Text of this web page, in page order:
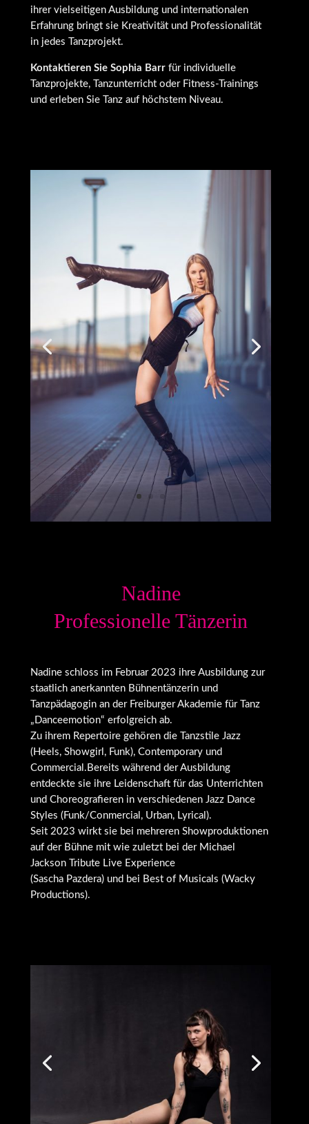
ihrer vielseitigen Ausbildung und internationalen
Erfahrung bringt sie Kreativität und Professionalität
in jedes Tanzprojekt.
Kontaktieren Sie Sophia Barrfür individuelle
Tanzprojekte, Tanzunterricht oder Fitness-Trainings
und erleben Sie Tanz auf höchstem Niveau.
Nadine
Professionelle Tänzerin
Nadine schloss im Februar 2023 ihre Ausbildung zur
staatlich anerkannten Bühnentänzerin und
Tanzpädagogin an der Freiburger Akademie für Tanz
„Danceemotion“ erfolgreich ab.
Zu ihrem Repertoire gehören die Tanzstile Jazz
(Heels, Showgirl, Funk), Contemporary und
Commercial.Bereits während der Ausbildung
entdeckte sie ihre Leidenschaft für das Unterrichten
und Choreografieren in verschiedenen Jazz Dance
Styles (Funk/Conmercial, Urban, Lyrical).
Seit 2023 wirkt sie bei mehreren Showproduktionen
auf der Bühne mit wie zuletzt bei der Michael
Jackson Tribute Live Experience
(Sascha Pazdera) und bei Best of Musicals (Wacky
Productions).